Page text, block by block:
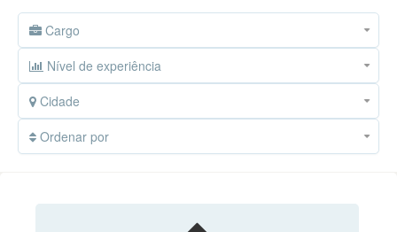
Cargo
Nível de experiência
Cidade
Ordenar por